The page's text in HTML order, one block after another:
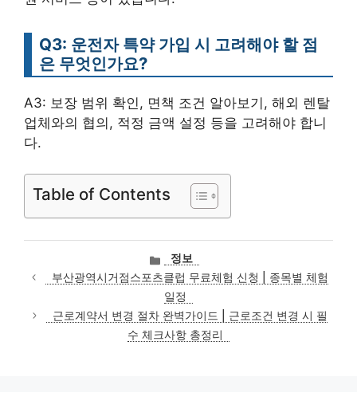
Q3: 운전자 특약 가입 시 고려해야 할 점
은 무엇인가요?
A3: 보장 범위 확인, 면책 조건 알아보기, 해외 렌탈
업체와의 협의, 적정 금액 설정 등을 고려해야 합니
다.
Table of Contents
카
테
고
리
정보
부산광역시거점스포츠클럽 무료체험 신청 | 종목별 체험
일정
근로계약서 변경 절차 완벽가이드 | 근로조건 변경 시 필
수 체크사항 총정리